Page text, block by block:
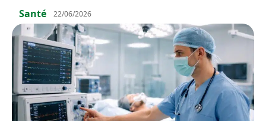
Santé 22/06/2026